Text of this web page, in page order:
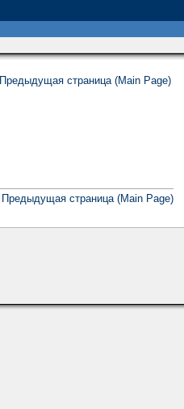
Предыдущая страница (Main Page)
Предыдущая страница (Main Page)